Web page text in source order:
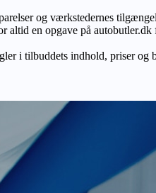
og værkstedernes
altid en opgave på
i tilbuddets indhold, priser og